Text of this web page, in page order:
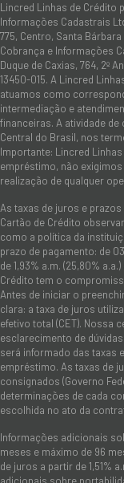
Lincred Linhas de Crédito
Informações Cadastrais
775, Centro, Santa
Cobrança e Informações
Duque de Caxias, 764, 2º
13450-015. A Lincred
atuamos como
intermediação e
financeiras. A atividade
Central do Brasil, nos
Importante: Lincred
empréstimo, não
realização de qualquer
As taxas de juros e
Cartão de Crédito
como a política da
prazo de pagamento: de
de 1,93% a.m. (25,80%
Crédito tem o
Antes de iniciar o
clara: a taxa de juros
efetivo total (CET). Nossa
esclarecimento de
será informado das taxas
empréstimo. As taxas de
consignados (Governo
determinações de cada
escolhida no ato da
Informações adicionais
meses e máximo de 96
de juros a partir de 1,51%